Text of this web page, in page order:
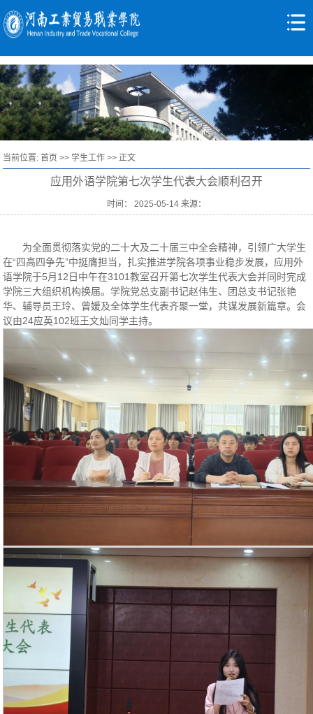
当前位置:首页 >>学生工作 >> 正文
应用外语学院第七次学生代表大会顺利召开
时间： 2025-05-14 来源：
为全面贯彻落实党的二十大及二十届三中全会精神，引领广大学生
在“四高四争先”中挺膺担当，扎实推进学院各项事业稳步发展，应用外
语学院于5月12日中午在3101教室召开第七次学生代表大会并同时完成
学院三大组织机构换届。学院党总支副书记赵伟生、团总支书记张艳
华、辅导员王玲、曾媛及全体学生代表齐聚一堂，共谋发展新篇章。会
议由24应英102班王文灿同学主持。